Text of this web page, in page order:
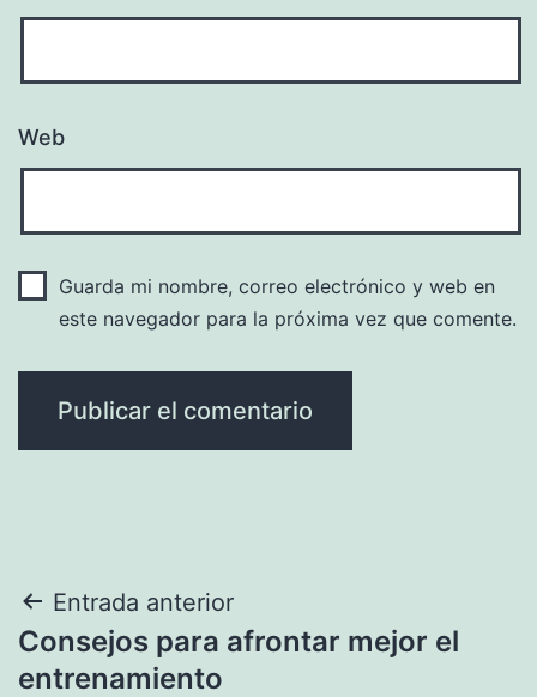
Web
Guarda mi nombre, correo electrónico y web en
este navegador para la próxima vez que comente.
Navegación
de
Entrada anterior
Consejos para afrontar mejor el
entrenamiento